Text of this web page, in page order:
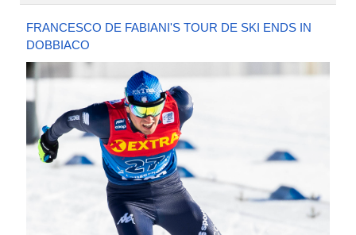
FRANCESCO DE FABIANI'S TOUR DE SKI ENDS IN
DOBBIACO